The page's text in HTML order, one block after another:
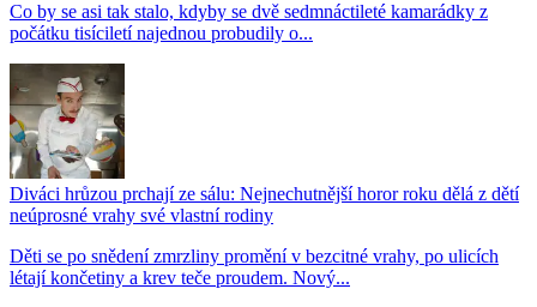
Co by se asi tak stalo, kdyby se dvě sedmnáctileté kamarádky z
počátku tisíciletí najednou probudily o...
Diváci hrůzou prchají ze sálu: Nejnechutnější horor roku dělá z dětí
neúprosné vrahy své vlastní rodiny
Děti se po snědení zmrzliny promění v bezcitné vrahy, po ulicích
létají končetiny a krev teče proudem. Nový...